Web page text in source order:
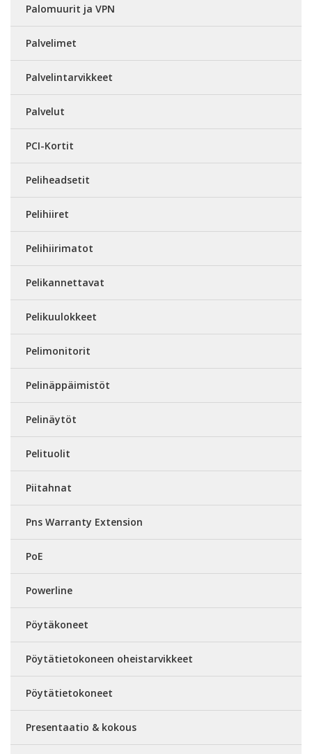
Palomuurit ja VPN
Palvelimet
Palvelintarvikkeet
Palvelut
PCI-Kortit
Peliheadsetit
Pelihiiret
Pelihiirimatot
Pelikannettavat
Pelikuulokkeet
Pelimonitorit
Pelinäppäimistöt
Pelinäytöt
Pelituolit
Piitahnat
Pns Warranty Extension
PoE
Powerline
Pöytäkoneet
Pöytätietokoneen oheistarvikkeet
Pöytätietokoneet
Presentaatio & kokous